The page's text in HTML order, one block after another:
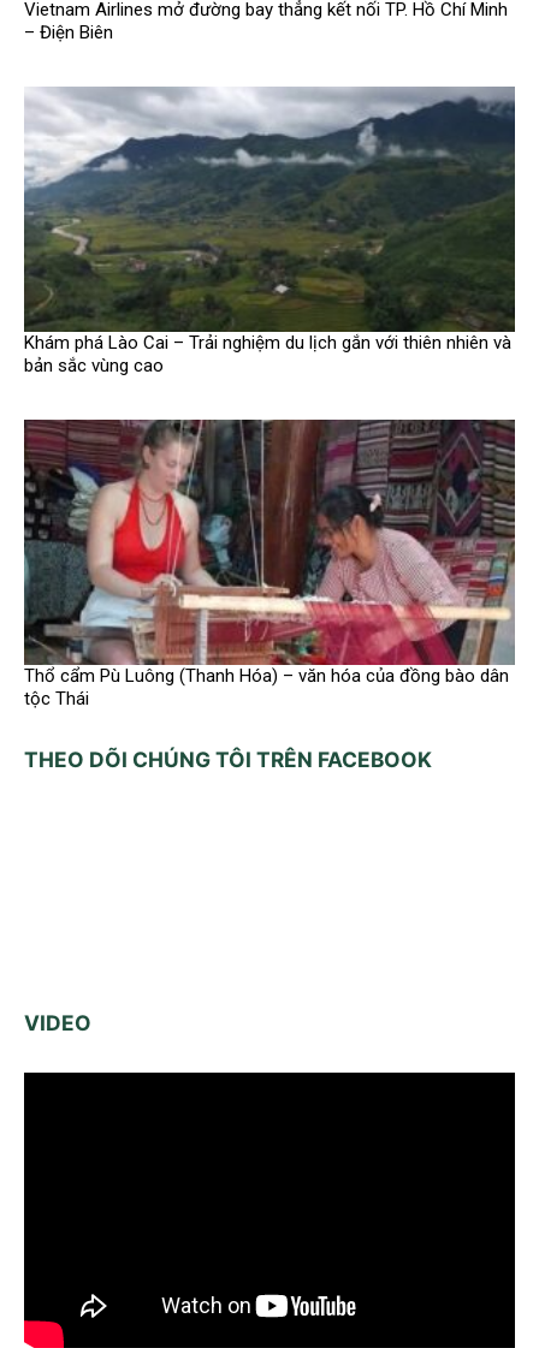
Vietnam Airlines mở đường bay thẳng kết nối TP. Hồ Chí Minh
– Điện Biên
Khám phá Lào Cai – Trải nghiệm du lịch gắn với thiên nhiên và
bản sắc vùng cao
Thổ cẩm Pù Luông (Thanh Hóa) – văn hóa của đồng bào dân
tộc Thái
THEO DÕI CHÚNG TÔI TRÊN FACEBOOK
VIDEO